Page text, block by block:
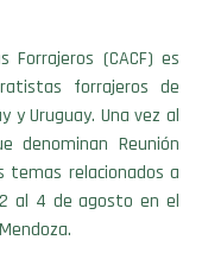
(CACF) es
forrajeros de
y Uruguay. Una vez al
denominan Reunión
temas relacionados a
al 4 de agosto en el